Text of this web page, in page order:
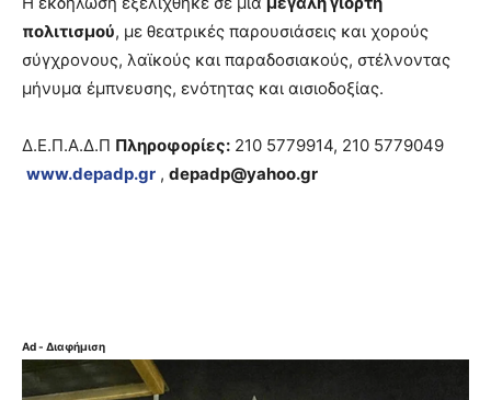
πολιτισμού, με θεατρικές παρουσιάσεις και χορούς
σύγχρονους, λαϊκούς και παραδοσιακούς, στέλνοντας
μήνυμα έμπνευσης, ενότητας και αισιοδοξίας.
Δ.Ε.Π.Α.Δ.Π Πληροφορίες: 210 5779914, 210 5779049
www.depadp.gr , depadp@yahoo.gr
Ad - Διαφήμιση